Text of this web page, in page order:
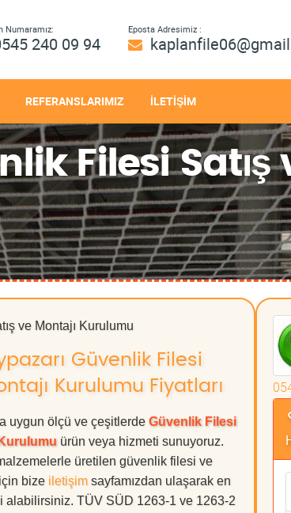
Numaramız:
240 09 94
Eposta Adresimiz :
REFERANSLARIMIZ İLETİŞİM
Filesi Satış
ve Montajı Kurulumu
Güvenlik Filesi
Kurulumu Fiyatları
uygun ölçü ve çeşitlerde Güvenlik Filesi
ürün veya hizmeti sunuyoruz.
üretilen güvenlik filesi ve
bize iletişim sayfamızdan ulaşarak en
alabilirsiniz. TÜV SÜD 1263-1 ve 1263-2